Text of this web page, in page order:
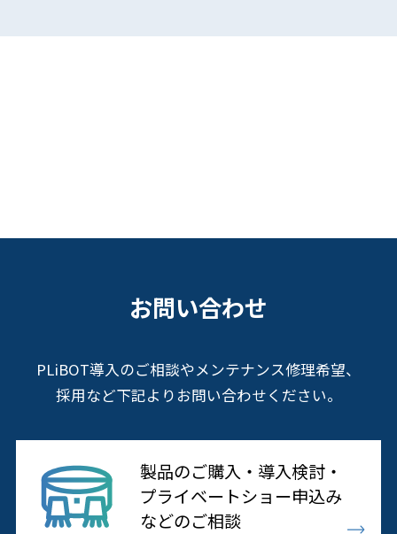
お問い合わせ
PLiBOT導入のご相談やメンテナンス修理希望、
採用など下記よりお問い合わせください。
製品のご購入・導入検討・
プライベートショー申込み
などのご相談